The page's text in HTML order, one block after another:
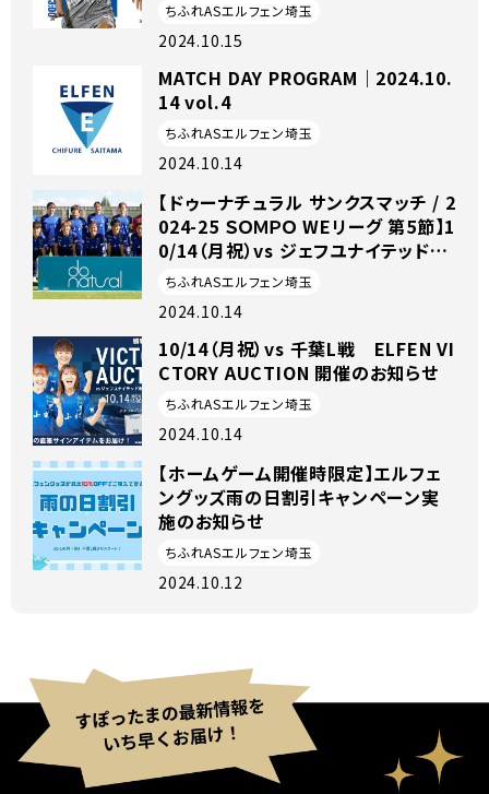
ちふれASエルフェン埼玉
2024.10.15
MATCH DAY PROGRAM｜2024.10.
14 vol.4
ちふれASエルフェン埼玉
2024.10.14
【ドゥーナチュラル サンクスマッチ / 2
024-25 ＳＯＭＰＯ WEリーグ 第5節】1
0/14（月祝）vs ジェフユナイテッド市
原・千葉レディース戦 試合結果
ちふれASエルフェン埼玉
2024.10.14
10/14（月祝）vs 千葉L戦 ELFEN VI
CTORY AUCTION 開催のお知らせ
ちふれASエルフェン埼玉
2024.10.14
【ホームゲーム開催時限定】エルフェ
ングッズ雨の日割引キャンペーン実
施のお知らせ
ちふれASエルフェン埼玉
2024.10.12